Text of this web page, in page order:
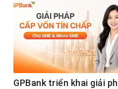
GPBank triển khai giải